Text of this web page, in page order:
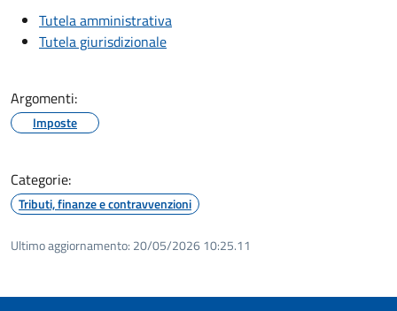
Tutela amministrativa
Tutela giurisdizionale
Argomenti:
Imposte
Categorie:
Tributi, finanze e contravvenzioni
Ultimo aggiornamento: 20/05/2026 10:25.11